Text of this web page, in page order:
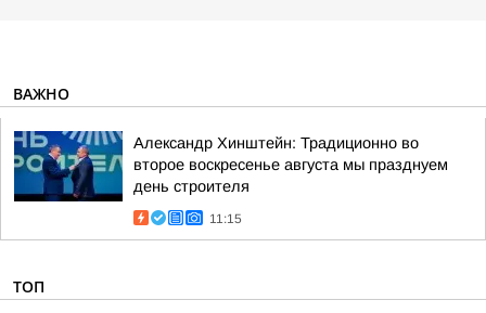
ВАЖНО
Александр Хинштейн: Традиционно во
второе воскресенье августа мы празднуем
день строителя
11:15
ТОП